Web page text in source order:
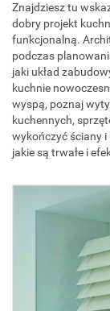
Znajdziesz tu
dobry projekt
funkcjonalną.
podczas
jaki układ
kuchnie
wyspą, poznaj
kuchennych,
wykończyć ściany i
jakie są trwałe i